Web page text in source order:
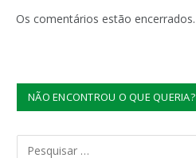
Os comentários estão encerrados.
NÃO ENCONTROU O QUE QUERIA?